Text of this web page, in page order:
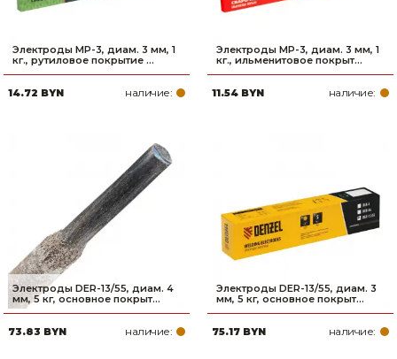
Электроды MP-3, диам. 3 мм, 1
кг., рутиловое покрытие ...
14.72 BYN наличие:
Электроды MP-3, диам. 3 мм, 1
кг., ильменитовое покрыт...
11.54 BYN наличие:
Электроды DER-13/55, диам. 4
мм, 5 кг, основное покрыт...
73.83 BYN наличие:
Электроды DER-13/55, диам. 3
мм, 5 кг, основное покрыт...
75.17 BYN наличие: